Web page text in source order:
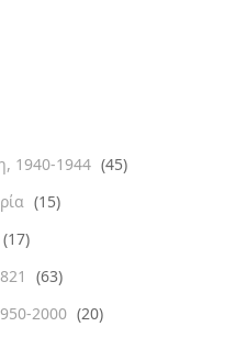
1940-1944 (45)
(15)
(17)
(63)
2000 (20)